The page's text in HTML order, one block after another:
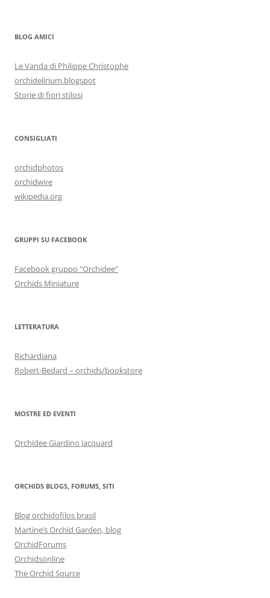
BLOG AMICI
Le Vanda di Philippe Christophe
orchidelirium.blogspot
Storie di fiori stilosi
CONSIGLIATI
orchidphotos
orchidwire
wikipedia.org
GRUPPI SU FACEBOOK
Facebook gruppo "Orchidee"
Orchids Miniature
LETTERATURA
Richardiana
Robert-Bedard – orchids/bookstore
MOSTRE ED EVENTI
Orchidee Giardino Jacquard
ORCHIDS BLOGS, FORUMS, SITI
Blog orchidofilos brasil
Martine’s Orchid Garden, blog
OrchidForums
Orchidsonline
The Orchid Source